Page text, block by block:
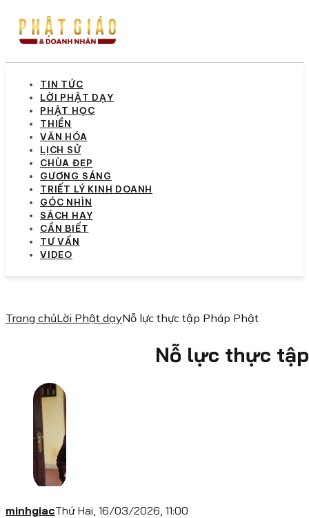
TIN TỨC
LỜI PHẬT DẠY
PHẬT HỌC
THIỀN
VĂN HÓA
LỊCH SỬ
CHÙA ĐẸP
GƯƠNG SÁNG
TRIẾT LÝ KINH DOANH
GÓC NHÌN
SÁCH HAY
CẦN BIẾT
TƯ VẤN
VIDEO
Trang chủLời Phật dạyNỗ lực thực tập Pháp Phật
Nỗ lực thực
minhgiacThứ Hai, 16/03/2026, 11:00